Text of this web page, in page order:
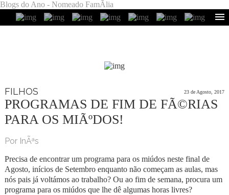
Blogs do Ano - Nomeado FamÃ­lia
FILHOS 23 de Agosto, 2017
PROGRAMAS DE FIM DE FÃ©RIAS
PARA OS MIÃºDOS!
Por InÃªs
Precisa de encontrar um programa para os miúdos neste final de
Agosto, inícios de Setembro enquanto não começam as aulas, mas
nós pais já voltámos ao trabalho? Ou ao fim de semana, procura um
programa para os miúdos que lhe dê algumas horas livres?